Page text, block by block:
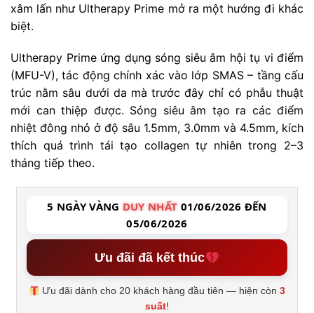
xâm lấn như Ultherapy Prime mở ra một hướng đi khác
biệt.
Ultherapy Prime ứng dụng sóng siêu âm hội tụ vi điểm
(MFU-V), tác động chính xác vào lớp SMAS – tầng cấu
trúc nằm sâu dưới da mà trước đây chỉ có phẫu thuật
mới can thiệp được. Sóng siêu âm tạo ra các điểm
nhiệt đông nhỏ ở độ sâu 1.5mm, 3.0mm và 4.5mm, kích
thích quá trình tái tạo collagen tự nhiên trong 2–3
tháng tiếp theo.
5 NGÀY VÀNG DUY NHẤT 01/06/2026 ĐẾN
05/06/2026
Ưu đãi đã kết thúc
Ưu đãi dành cho 20 khách hàng đầu tiên — hiện còn3
suất!